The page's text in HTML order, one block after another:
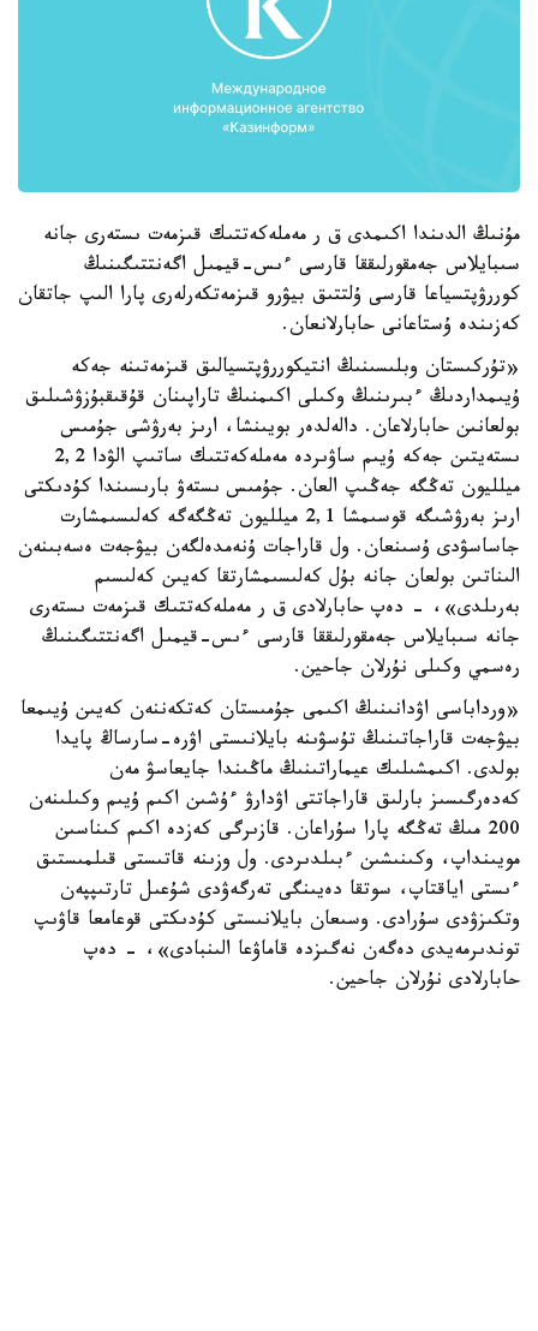
مۇنىڭ الدىندا اكىمدى ق ر مەملەكەتتىك قىزمەت ىستەرى جانە
سىبايلاس جەمقورلىققا قارسى ءىس-قيمىل اگەنتتىگىنىڭ
كوررۋپتسياعا قارسى ۇلتتىق بيۋرو قىزمەتكەرلەرى پارا الىپ جاتقان
كەزىندە ۇستاعانى حابارلانعان.
«تۇركىستان وبلىسىنىڭ انتيكوررۋپتسيالىق قىزمەتىنە جەكە
ۇيىمداردىڭ ءبىرىنىڭ وكىلى اكىمنىڭ تاراپىنان قۇقىقبۇزۋشىلىق
بولعانىن حابارلاعان. دالەلدەر بويىنشا، ارىز بەرۋشى جۇمىس
ىستەيتىن جەكە ۇيىم ساۋىردە مەملەكەتتىك ساتىپ الۋدا 2,2
ميلليون تەڭگە جەڭىپ العان. جۇمىس ىستەۋ بارىسىندا كۇدىكتى
ارىز بەرۋشىگە قوسىمشا 2,1 ميلليون تەڭگەگە كەلىسىمشارت
جاساسۋدى ۇسىنعان. ول قاراجات ۇنەمدەلگەن بيۋجەت ەسەبىنەن
الىناتىن بولعان جانە بۇل كەلىسىمشارتقا كەيىن كەلىسىم
بەرىلدى»، - دەپ حابارلادى ق ر مەملەكەتتىك قىزمەت ىستەرى
جانە سىبايلاس جەمقورلىققا قارسى ءىس-قيمىل اگەنتتىگىنىڭ
رەسمي وكىلى نۇرلان جاحين.
«ورداباسى اۋدانىنىڭ اكىمى جۇمىستان كەتكەننەن كەيىن ۇيىمعا
بيۋجەت قاراجاتىنىڭ تۇسۋىنە بايلانىستى اۋرە-سارساڭ پايدا
بولدى. اكىمشىلىك عيماراتىنىڭ ماڭىندا جايعاسۋ مەن
كەدەرگىسىز بارلىق قاراجاتتى اۋدارۋ ءۇشىن اكىم ۇيىم وكىلىنەن
200 مىڭ تەڭگە پارا سۇراعان. قازىرگى كەزدە اكىم كىناسىن
مويىنداپ، وكىنىشىن ءبىلدىردى. ول وزىنە قاتىستى قىلمىستىق
ءىستى اياقتاپ، سوتقا دەيىنگى تەرگەۋدى شۇعىل تارتىپپەن
وتكىزۋدى سۇرادى. وسىعان بايلانىستى كۇدىكتى قوعامعا قاۋىپ
توندىرمەيدى دەگەن نەگىزدە قاماۋعا الىنبادى»، - دەپ
حابارلادى نۇرلان جاحين.